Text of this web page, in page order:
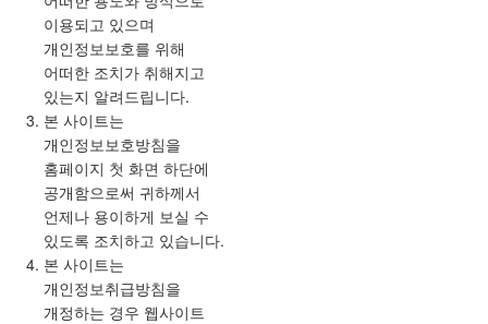
이용되고 있으며
개인정보보호를 위해
어떠한 조치가 취해지고
있는지 알려드립니다.
본 사이트는
개인정보보호방침을
홈페이지 첫 화면 하단에
공개함으로써 귀하께서
언제나 용이하게 보실 수
있도록 조치하고 있습니다.
본 사이트는
개인정보취급방침을
개정하는 경우 웹사이트